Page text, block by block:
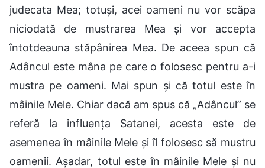
judecata Mea; totuși, acei oameni nu vor scăpa
niciodată de mustrarea Mea și vor accepta
întotdeauna stăpânirea Mea. De aceea spun că
Adâncul este mâna pe care o folosesc pentru a-i
mustra pe oameni. Mai spun și că totul este în
mâinile Mele. Chiar dacă am spus că „Adâncul” se
referă la influența Satanei, acesta este de
asemenea în mâinile Mele și îl folosesc să mustru
oamenii. Așadar, totul este în mâinile Mele și nu